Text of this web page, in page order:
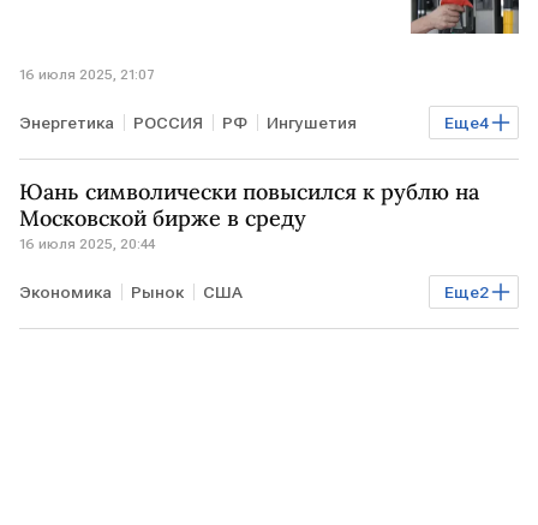
16 июля 2025, 21:07
Еще4
Энергетика РОССИЯ РФ Ингушетия
Хабаровский край Александр Новак
Росстат ЕАЭС
Юань символически повысился к рублю на
Московской бирже в среду
16 июля 2025, 20:44
Еще2
Экономика Рынок США
"БКС Мир инвестиций" УК Альфа-Капитал